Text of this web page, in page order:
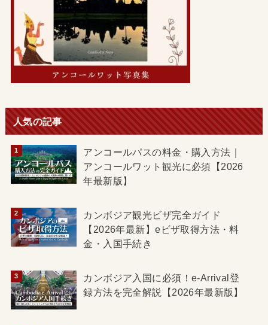
人気の記事
アンコールパスの料金・購入方法｜
アンコールワット観光に必須【2026
年最新版】
カンボジア観光ビザ完全ガイド
【2026年最新】eビザ取得方法・料
金・入国手続き
カンボジア入国に必須！e-Arrival登
録方法を完全解説【2026年最新版】